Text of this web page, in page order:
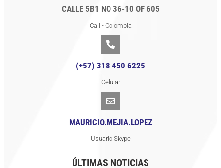
ÚLTIMAS NOTICIAS
CALLE 5B1 NO 36-10 OF 605
Cali - Colombia
(+57) 318 450 6225
Celular
MAURICIO.MEJIA.LOPEZ
Usuario Skype